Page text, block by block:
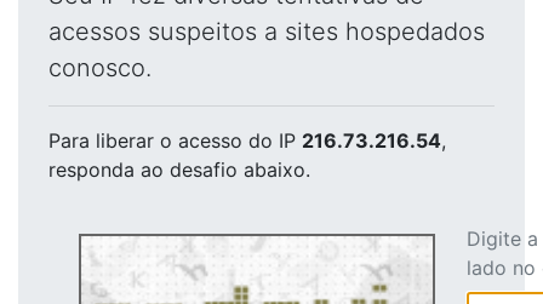
acessos suspeitos a sites hospedados
conosco.
Para liberar o acesso do IP 216.73.216.54,
responda ao desafio abaixo.
Digite
lado no